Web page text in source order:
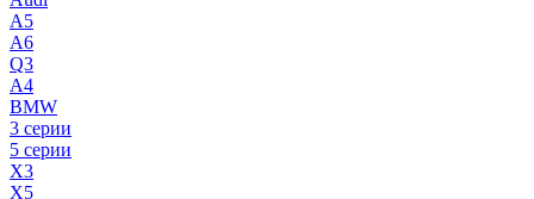
A5
A6
Q3
A4
BMW
3 серии
5 серии
X3
X5